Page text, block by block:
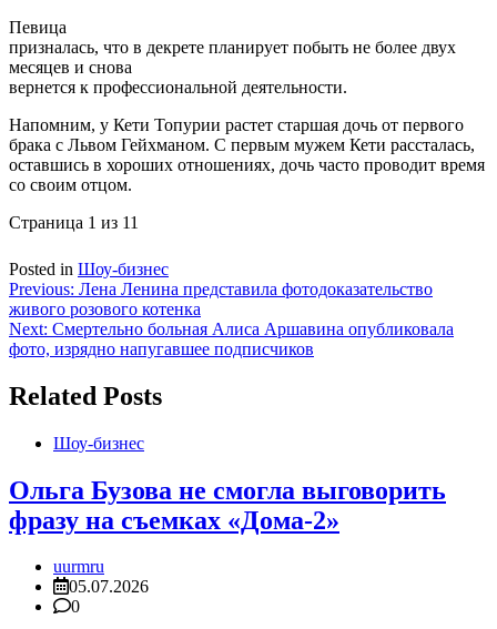
Певица
призналась, что в декрете планирует побыть не более двух
месяцев и снова
вернется к профессиональной деятельности.
Напомним, у Кети Топурии растет старшая дочь от первого
брака с Львом Гейхманом. С первым мужем Кети рассталась,
оставшись в хороших отношениях, дочь часто проводит время
со своим отцом.
Страница 1 из 11
Posted in Шоу-бизнес
Навигация
по
записям
Previous: Лена Ленина представила фотодоказательство
живого розового котенка
Next: Смертельно больная Алиса Аршавина опубликовала
фото, изрядно напугавшее подписчиков
Related Posts
Шоу-бизнес
Ольга Бузова не смогла выговорить
фразу на съемках «Дома-2»
uurmru
05.07.2026
0